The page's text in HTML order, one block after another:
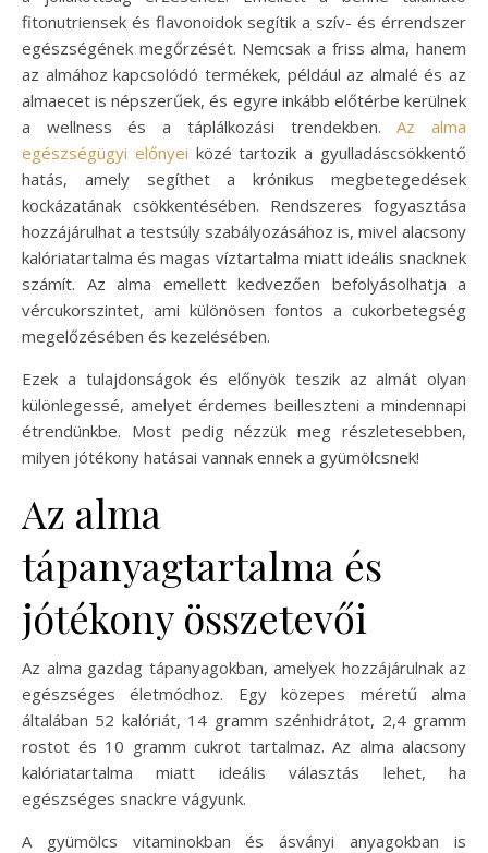
fitonutriensek és flavonoidok segítik a szív- és érrendszer
egészségének megőrzését. Nemcsak a friss alma, hanem
az almához kapcsolódó termékek, például az almalé és az
almaecet is népszerűek, és egyre inkább előtérbe kerülnek
a wellness és a táplálkozási trendekben.Az alma
egészségügyi előnyei közé tartozik a gyulladáscsökkentő
hatás, amely segíthet a krónikus megbetegedések
kockázatának csökkentésében. Rendszeres fogyasztása
hozzájárulhat a testsúly szabályozásához is, mivel alacsony
kalóriatartalma és magas víztartalma miatt ideális snacknek
számít. Az alma emellett kedvezően befolyásolhatja a
vércukorszintet, ami különösen fontos a cukorbetegség
megelőzésében és kezelésében.
Ezek a tulajdonságok és előnyök teszik az almát olyan
különlegessé, amelyet érdemes beilleszteni a mindennapi
étrendünkbe. Most pedig nézzük meg részletesebben,
milyen jótékony hatásai vannak ennek a gyümölcsnek!
Az alma
tápanyagtartalma és
jótékony összetevői
Az alma gazdag tápanyagokban, amelyek hozzájárulnak az
egészséges életmódhoz. Egy közepes méretű alma
általában 52 kalóriát, 14 gramm szénhidrátot, 2,4 gramm
rostot és 10 gramm cukrot tartalmaz. Az alma alacsony
kalóriatartalma miatt ideális választás lehet, ha
egészséges snackre vágyunk.
A gyümölcs vitaminokban és ásványi anyagokban is